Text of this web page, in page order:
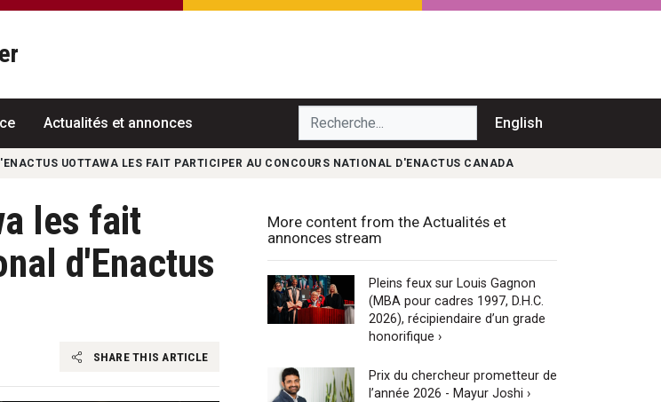
Actualités et annonces Recherche... English
UOTTAWA LES FAIT PARTICIPER AU CONCOURS NATIONAL D'ENACTUS CANADA
les fait
d'Enactus
SHARE THIS ARTICLE
More content from the Actualités et
annonces stream
Pleins feux sur Louis Gagnon
(MBA pour cadres 1997, D.H.C.
2026), récipiendaire d’un grade
honorifique ›
Prix du chercheur prometteur de
l’année 2026 - Mayur Joshi ›